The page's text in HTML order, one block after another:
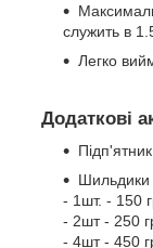
служить в
Легко
Додаткові
Шильдики
- 1шт. - 150
- 2шт - 250
- 4шт - 450